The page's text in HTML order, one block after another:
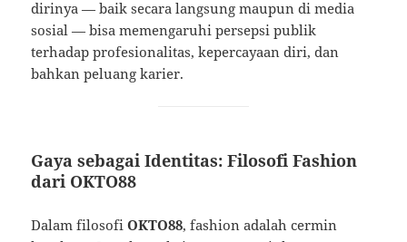
dirinya — baik secara langsung maupun di media
sosial — bisa memengaruhi persepsi publik
terhadap profesionalitas, kepercayaan diri, dan
bahkan peluang karier.
Gaya sebagai Identitas: Filosofi Fashion
dari OKTO88
Dalam filosofiOKTO88, fashion adalah cermin